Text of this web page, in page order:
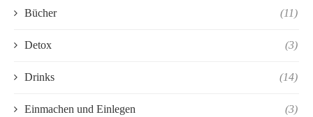
Bücher (11)
Detox (3)
Drinks (14)
Einmachen und Einlegen (3)